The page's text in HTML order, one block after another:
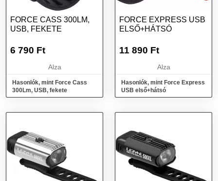
FORCE CASS 300LM,
USB, FEKETE
6 790 Ft
Alza
Hasonlók, mint Force Cass
300Lm, USB, fekete
FORCE EXPRESS USB
ELSŐ+HÁTSÓ
11 890 Ft
Alza
Hasonlók, mint Force Express
USB első+hátsó